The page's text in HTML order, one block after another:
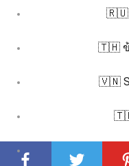
🇷🇺
🇹🇭 ข้
🇻🇳